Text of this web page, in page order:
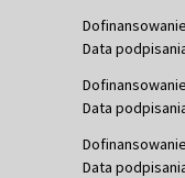
Data
Data
Data